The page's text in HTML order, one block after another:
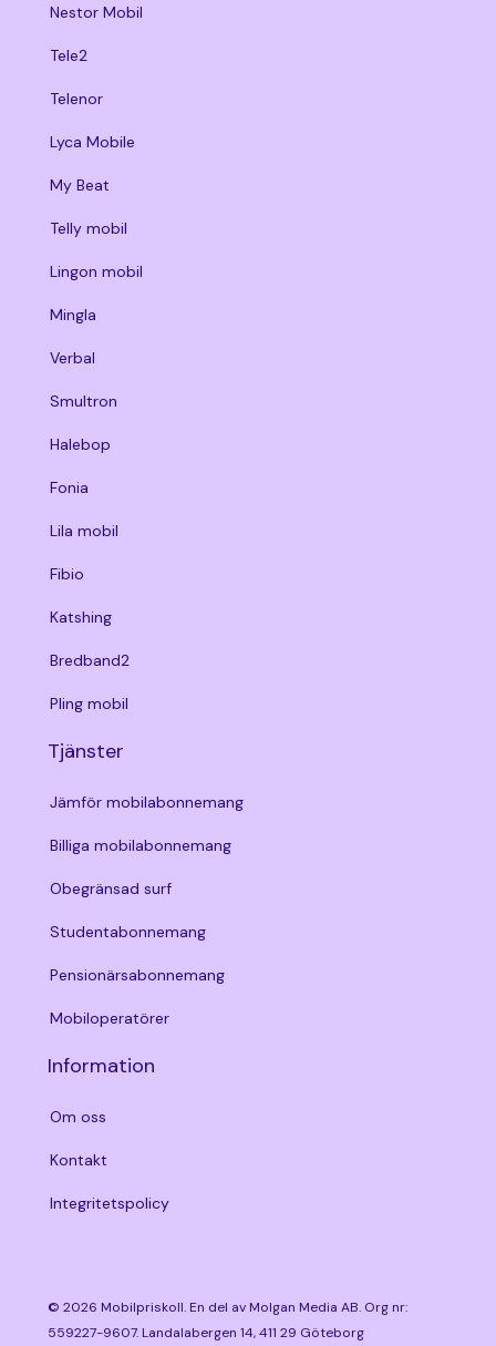
Nestor Mobil
Tele2
Telenor
Lyca Mobile
My Beat
Telly mobil
Lingon mobil
Mingla
Verbal
Smultron
Halebop
Fonia
Lila mobil
Fibio
Katshing
Bredband2
Pling mobil
Tjänster
Jämför mobilabonnemang
Billiga mobilabonnemang
Obegränsad surf
Studentabonnemang
Pensionärsabonnemang
Mobiloperatörer
Information
Om oss
Kontakt
Integritetspolicy
© 2026 Mobilpriskoll. En del av Molgan Media AB. Org nr:
559227-9607. Landalabergen 14, 411 29 Göteborg